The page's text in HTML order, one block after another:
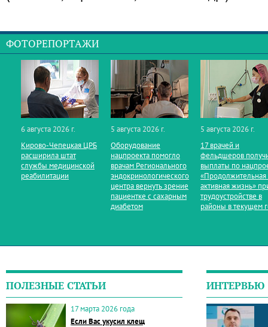
ФОТОРЕПОРТАЖИ
6 августа 2026 г.
Кирово‑Чепецкая ЦРБ
расширила штат
службы медицинской
реабилитации
5 августа 2026 г.
Оборудование
нацпроекта помогло
врачам Регионального
эндокринологического
центра вернуть зрение
пациентке с сахарным
диабетом
5 августа 2026 г.
17 врачей и
фельдшеров
выплаты по
«Продолжительная
активная жизнь»
трудоустройстве в
районы в текущем
ПОЛЕЗНЫЕ СТАТЬИ
17 марта 2026 года
Если Вас укусил клещ
ИНТЕРВЬЮ